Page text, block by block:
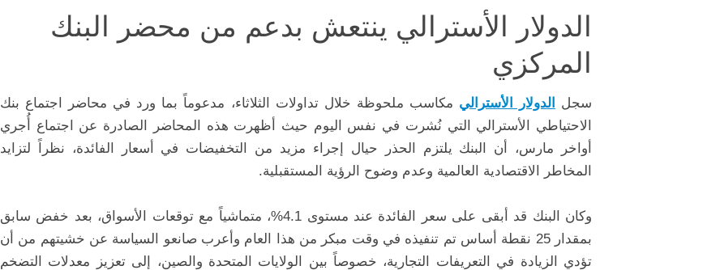
الدولار الأسترالي ينتعش بدعم من محضر البنك
المركزي
سجل الدولار الأسترالي مكاسب ملحوظة خلال تداولات الثلاثاء، مدعوماً بما ورد في محاضر اجتماع بنك
الاحتياطي الأسترالي التي نُشرت في نفس اليوم حيث أظهرت هذه المحاضر الصادرة عن اجتماع أُجري
أواخر مارس، أن البنك يلتزم الحذر حيال إجراء مزيد من التخفيضات في أسعار الفائدة، نظراً لتزايد
المخاطر الاقتصادية العالمية وعدم وضوح الرؤية المستقبلية.
وكان البنك قد أبقى على سعر الفائدة عند مستوى 4.1%، متماشياً مع توقعات الأسواق، بعد خفض سابق
بمقدار 25 نقطة أساس تم تنفيذه في وقت مبكر من هذا العام وأعرب صانعو السياسة عن خشيتهم من أن
تؤدي الزيادة في التعريفات التجارية، خصوصاً بين الولايات المتحدة والصين، إلى تعزيز معدلات التضخم